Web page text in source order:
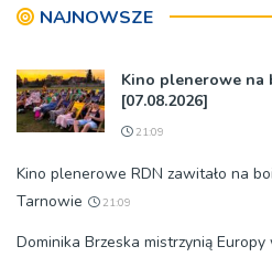
NAJNOWSZE
Kino plenerowe na
[07.08.2026]
21:09
Kino plenerowe RDN zawitało na
Tarnowie
21:09
Dominika Brzeska mistrzynią